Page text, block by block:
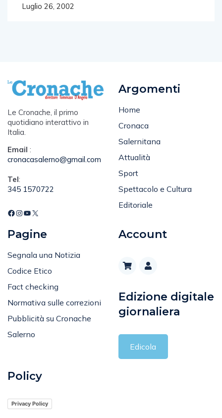
Luglio 26, 2002
Le Cronache, il primo
quotidiano interattivo in
Italia.
Email :
cronacasalerno@gmail.com
Tel:
345 1570722
Argomenti
Home
Cronaca
Salernitana
Attualità
Sport
Spettacolo e Cultura
Editoriale
Pagine
Segnala una Notizia
Codice Etico
Fact checking
Normativa sulle correzioni
Pubblicità su Cronache
Salerno
Account
Edizione digitale
giornaliera
Edicola
Policy
Privacy Policy